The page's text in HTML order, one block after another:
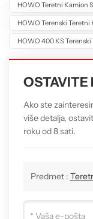
HOWO Teretni Kamion
HOWO Terenski Teretni
HOWO 400 KS
OSTAVITE
Ako ste
više detalja,
roku od 8 sati.
Predmet :